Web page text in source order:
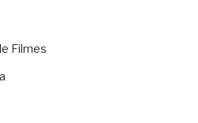
Filmes